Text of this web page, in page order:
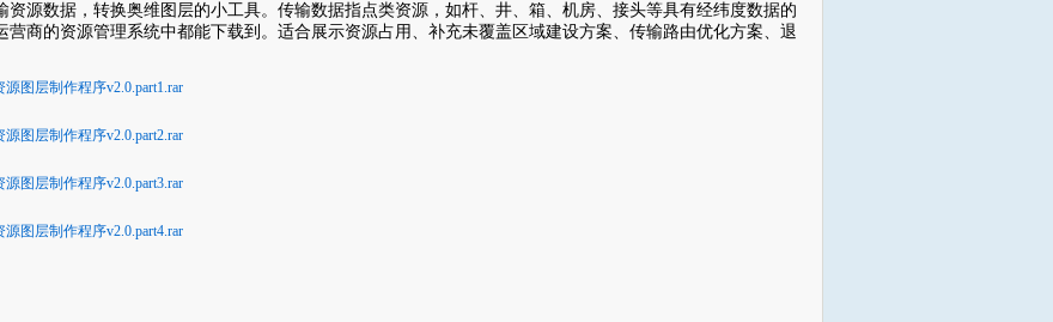
资源数据，转换奥维图层的小工具。传输数据指点类资源，如杆、井、箱、机房、接头等具有经纬度数据的
营商的资源管理系统中都能下载到。适合展示资源占用、补充未覆盖区域建设方案、传输路由优化方案、退
源图层制作程序v2.0.part1.rar
源图层制作程序v2.0.part2.rar
源图层制作程序v2.0.part3.rar
源图层制作程序v2.0.part4.rar